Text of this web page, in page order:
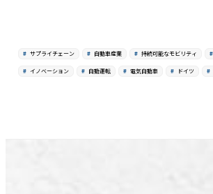
サプライチェーン 自動車産業 持続可能なモビリティ
イノベーション 自動運転 電気自動車 ドイツ